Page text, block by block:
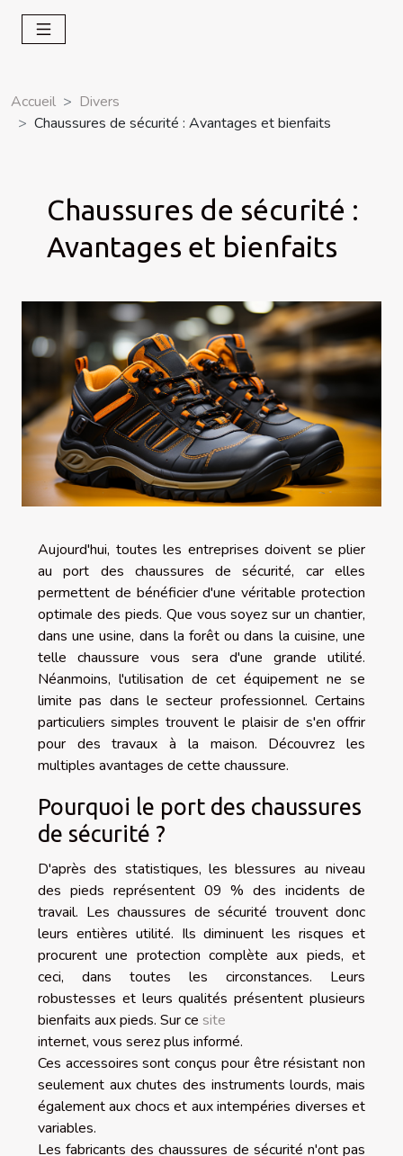
Accueil
Divers
Chaussures de sécurité : Avantages et bienfaits
Chaussures de sécurité :
Avantages et bienfaits
Aujourd'hui, toutes les entreprises doivent se plier
au port des chaussures de sécurité, car elles
permettent de bénéficier d'une véritable protection
optimale des pieds. Que vous soyez sur un chantier,
dans une usine, dans la forêt ou dans la cuisine, une
telle chaussure vous sera d'une grande utilité.
Néanmoins, l'utilisation de cet équipement ne se
limite pas dans le secteur professionnel. Certains
particuliers simples trouvent le plaisir de s'en offrir
pour des travaux à la maison. Découvrez les
multiples avantages de cette chaussure.
Pourquoi le port des chaussures
de sécurité ?
D'après des statistiques, les blessures au niveau
des pieds représentent 09 % des incidents de
travail. Les chaussures de sécurité trouvent donc
leurs entières utilité. Ils diminuent les risques et
procurent une protection complète aux pieds, et
ceci, dans toutes les circonstances. Leurs
robustesses et leurs qualités présentent plusieurs
bienfaits aux pieds. Sur ce site
internet, vous serez plus informé.
Ces accessoires sont conçus pour être résistant non
seulement aux chutes des instruments lourds, mais
également aux chocs et aux intempéries diverses et
variables.
Les fabricants des chaussures de sécurité n'ont pas